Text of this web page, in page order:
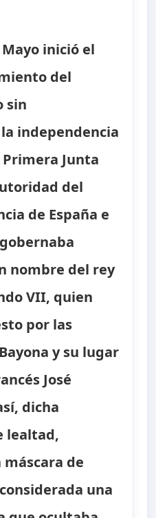
inició el
del
sin
independencia
Junta
del
de España e
nombre del rey
VII, quien
por las
y su lugar
José
dicha
lealtad,
máscara de
una